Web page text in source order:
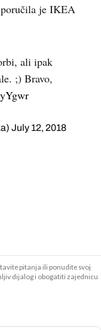
poručila je IKEA
ali ipak
;) Bravo,
July 12, 2018
pitanja ili ponudite svoj
dijalog i obogatiti zajednicu